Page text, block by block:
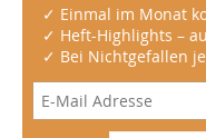
✓ Einmal im Monat
✓ Heft-Highlights –
✓ Bei Nichtgefallen